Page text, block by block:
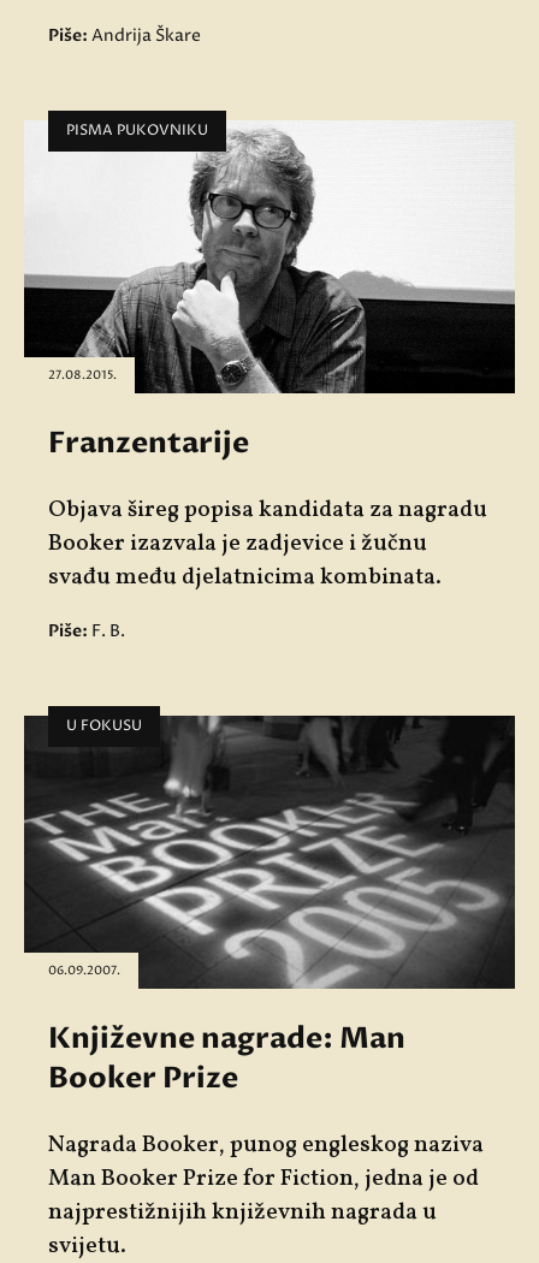
Piše: Andrija Škare
PISMA PUKOVNIKU
27.08.2015.
Franzentarije
Objava šireg popisa kandidata za nagradu
Booker izazvala je zadjevice i žučnu
svađu među djelatnicima kombinata.
Piše: F. B.
U FOKUSU
06.09.2007.
Književne nagrade: Man
Booker Prize
Nagrada Booker, punog engleskog naziva
Man Booker Prize for Fiction, jedna je od
najprestižnijih književnih nagrada u
svijetu.